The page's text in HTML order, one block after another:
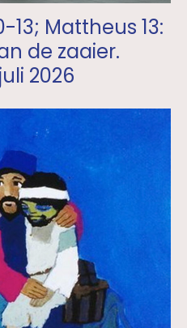
13; Mattheus 13:
de zaaier.
2026